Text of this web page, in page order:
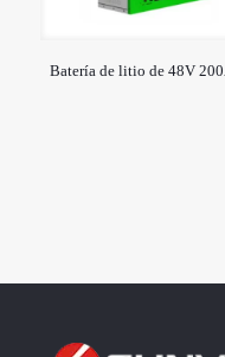
Batería de litio de 48V